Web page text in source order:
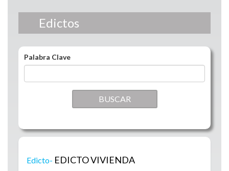
Edictos
Palabra Clave
Edicto- EDICTO VIVIENDA